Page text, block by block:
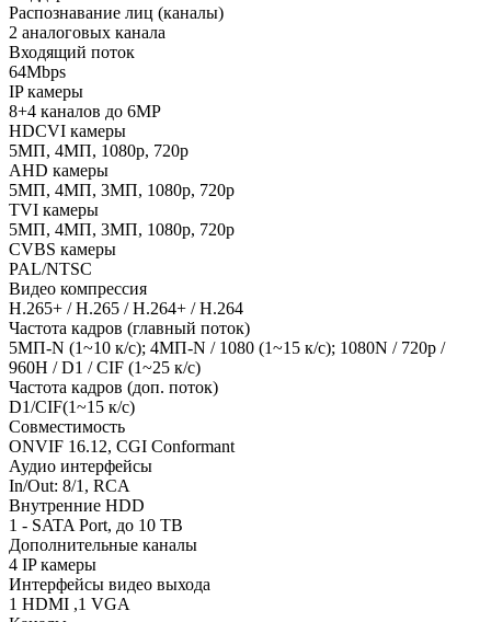
Распознавание лиц (каналы)
2 аналоговых канала
Входящий поток
64Mbps
IP камеры
8+4 каналов до 6MP
HDCVI камеры
5МП, 4МП, 1080p, 720p
AHD камеры
5МП, 4МП, 3МП, 1080p, 720p
TVI камеры
5МП, 4МП, 3МП, 1080p, 720p
CVBS камеры
PAL/NTSC
Видео компрессия
H.265+ / H.265 / H.264+ / H.264
Частота кадров (главный поток)
5МП-N (1~10 к/с); 4МП-N / 1080 (1~15 к/с); 1080N / 720p /
960H / D1 / CIF (1~25 к/с)
Частота кадров (доп. поток)
D1/CIF(1~15 к/с)
Совместимость
ONVIF 16.12, CGI Conformant
Аудио интерфейсы
In/Out: 8/1, RCA
Внутренние HDD
1 - SATA Port, до 10 TB
Дополнительные каналы
4 IP камеры
Интерфейсы видео выхода
1 HDMI ,1 VGA